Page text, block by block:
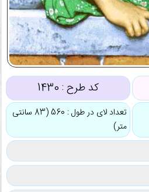
کد طرح : 1430
تعداد لای در طول : 560 (83 سانتی
متر)